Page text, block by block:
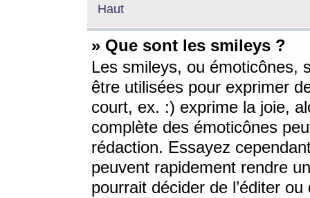
Haut
» Que sont les smileys ?
Les smileys, ou émoticônes,
être utilisées pour exprimer
court, ex. :) exprime la joie,
complète des émoticônes
rédaction. Essayez
peuvent rapidement rendre
pourrait décider de l’éditer